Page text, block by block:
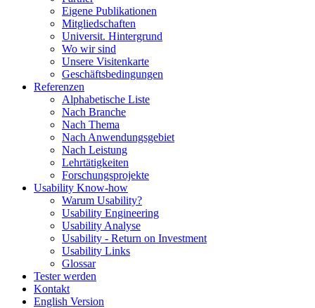
Eigene Publikationen
Mitgliedschaften
Universit. Hintergrund
Wo wir sind
Unsere Visitenkarte
Geschäftsbedingungen
Referenzen
Alphabetische Liste
Nach Branche
Nach Thema
Nach Anwendungsgebiet
Nach Leistung
Lehrtätigkeiten
Forschungsprojekte
Usability Know-how
Warum Usability?
Usability Engineering
Usability Analyse
Usability - Return on Investment
Usability Links
Glossar
Tester werden
Kontakt
English Version